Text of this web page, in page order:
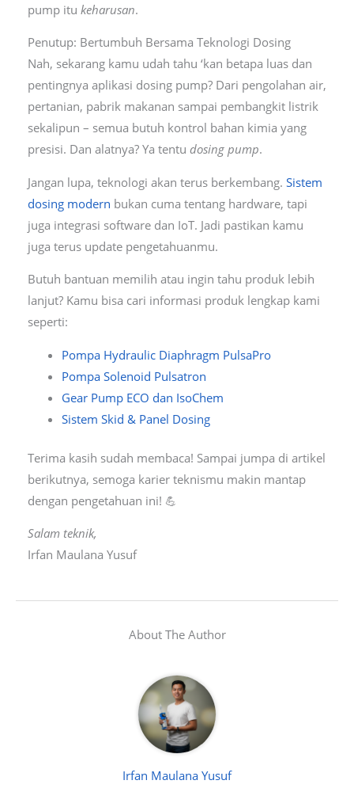
pump itu keharusan.
Penutup: Bertumbuh Bersama Teknologi Dosing
Nah, sekarang kamu udah tahu ‘kan betapa luas dan
pentingnya aplikasi dosing pump? Dari pengolahan air,
pertanian, pabrik makanan sampai pembangkit listrik
sekalipun – semua butuh kontrol bahan kimia yang
presisi. Dan alatnya? Ya tentu dosing pump.
Jangan lupa, teknologi akan terus berkembang. Sistem
dosing modern bukan cuma tentang hardware, tapi
juga integrasi software dan IoT. Jadi pastikan kamu
juga terus update pengetahuanmu.
Butuh bantuan memilih atau ingin tahu produk lebih
lanjut? Kamu bisa cari informasi produk lengkap kami
seperti:
Pompa Hydraulic Diaphragm PulsaPro
Pompa Solenoid Pulsatron
Gear Pump ECO dan IsoChem
Sistem Skid & Panel Dosing
Terima kasih sudah membaca! Sampai jumpa di artikel
berikutnya, semoga karier teknismu makin mantap
dengan pengetahuan ini! 💪
Salam teknik,
Irfan Maulana Yusuf
About The Author
Irfan Maulana Yusuf